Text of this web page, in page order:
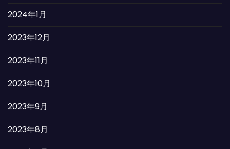
2024年1月
2023年12月
2023年11月
2023年10月
2023年9月
2023年8月